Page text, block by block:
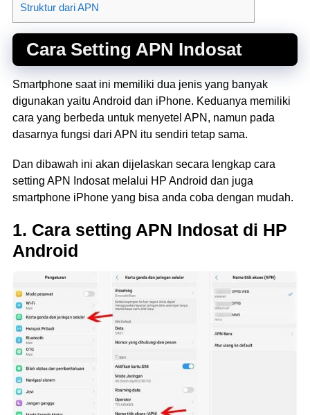
Struktur dari APN
Cara Setting APN Indosat
Smartphone saat ini memiliki dua jenis yang banyak
digunakan yaitu Android dan iPhone. Keduanya memiliki
cara yang berbeda untuk menyetel APN, namun pada
dasarnya fungsi dari APN itu sendiri tetap sama.
Dan dibawah ini akan dijelaskan secara lengkap cara
setting APN Indosat melalui HP Android dan juga
smartphone iPhone yang bisa anda coba dengan mudah.
1. Cara setting APN Indosat di HP
Android